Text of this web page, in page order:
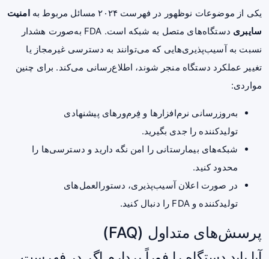
یکی از موضوعات نوظهور در فهرست ۲۰۲۴ مسائل مربوط به
امنیت
سایبری
دستگاه‌های متصل به شبکه است. FDA به‌صورت هشدار
نسبت به آسیب‌پذیری‌هایی که می‌توانند به دسترسی غیرمجاز یا
تغییر عملکرد دستگاه منجر شوند، اطلاع‌رسانی می‌کند. برای چنین
مواردی:
به‌روزرسانی نرم‌افزارها و فِرم‌ورهای پیشنهادی
تولیدکننده را جدی بگیرید.
شبکه‌های بیمارستانی را امن نگه دارید و دسترسی‌ها را
محدود کنید.
در صورت اعلان آسیب‌پذیری، دستورالعمل‌های
تولیدکننده و FDA را دنبال کنید.
پرسش‌های متداول (FAQ)